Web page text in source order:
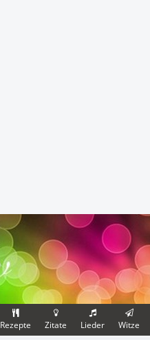
Rezepte Zitate Lieder Witze